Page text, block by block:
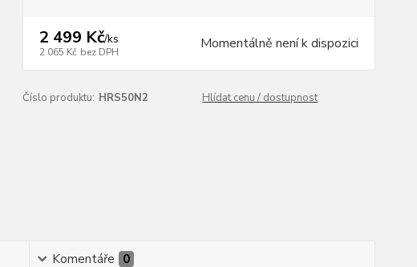
2 499 Kč/ks
2 065 Kč bez DPH Momentálně není k dispozici
Číslo produktu: HRS50N2 Hlídat cenu / dostupnost
Komentáře 0